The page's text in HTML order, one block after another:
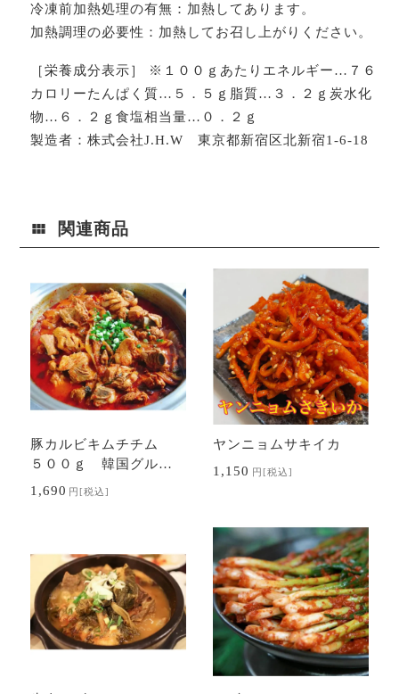
冷凍前加熱処理の有無：加熱してあります。
加熱調理の必要性：加熱してお召し上がりください。
［栄養成分表示］ ※１００ｇあたりエネルギー…７６
カロリーたんぱく質…５．５ｇ脂質…３．２ｇ炭水化
物…６．２ｇ食塩相当量…０．２ｇ
製造者：株式会社J.H.W 東京都新宿区北新宿1-6-18
関連商品
豚カルビキムチチム
５００ｇ 韓国グル
メ キムチ煮
1,690 円[税込]
ヤンニョムサキイカ
1,150 円[税込]